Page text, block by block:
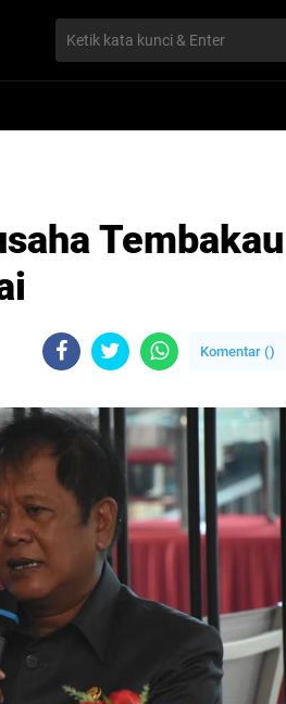
Tembakau
Komentar ()